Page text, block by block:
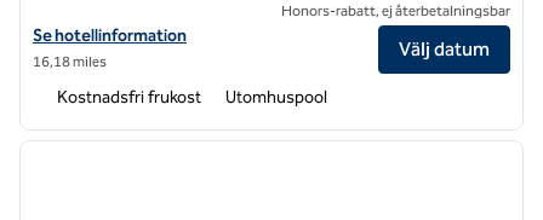
Visa hotelluppgifter för Hampton Inn & Suites San Diego Airport
Se hotellinformation
16,18 miles
Honors-rabatt, ej återbetalningsbar
Välj datum
Kostnadsfri frukost Utomhuspool
1 av 12
nästa